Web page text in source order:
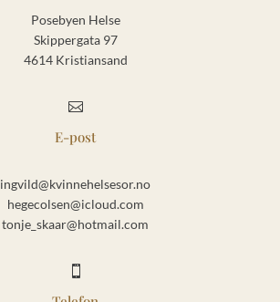
Posebyen Helse
Skippergata 97
4614 Kristiansand

E-post
ingvild@kvinnehelsesor.no
hegecolsen@icloud.com
tonje_skaar@hotmail.com
